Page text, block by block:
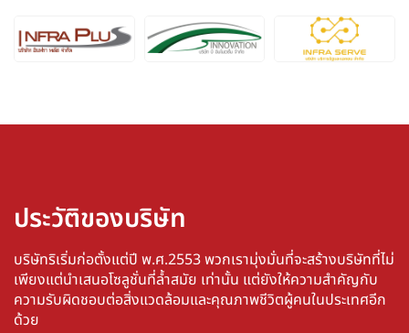
ประวัติของบริษัท
บริษัทริเริ่มก่อตั้งแต่ปี พ.ศ.2553 พวกเรามุ่งมั่นที่จะสร้างบริษัทที่ไม่
เพียงแต่นำเสนอโซลูชั่นที่ล้ำสมัย เท่านั้น แต่ยังให้ความสำคัญกับ
ความรับผิดชอบต่อสิ่งแวดล้อมและคุณภาพชีวิตผู้คนในประเทศอีก
ด้วย